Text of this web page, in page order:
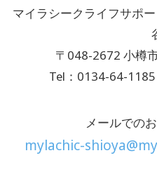
マイラシークライフサポ
〒048-2672 小樽
Tel：0134-64-1185
メールでの
mylachic-